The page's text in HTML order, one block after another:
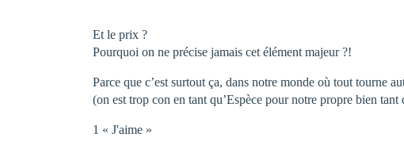
Et le prix ?
Pourquoi on ne précise jamais cet élément majeur ?!
Parce que c’est surtout ça, dans notre monde où tout tourne
(on est trop con en tant qu’Espèce pour notre propre bien
1 « J'aime »